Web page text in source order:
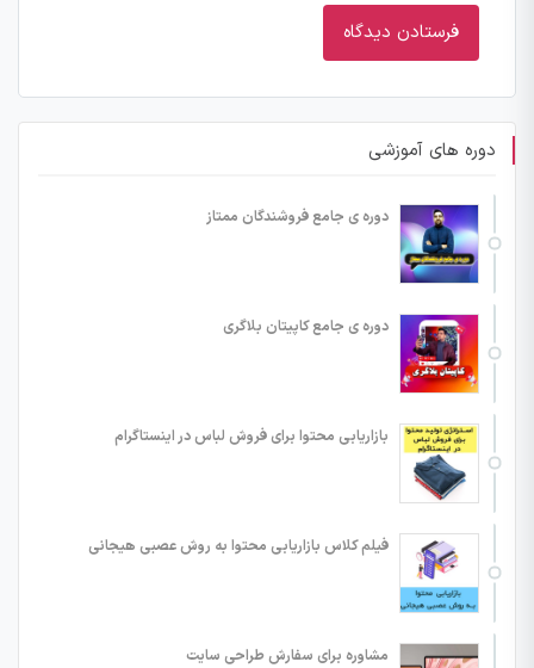
دوره های آموزشی
دوره ی جامع فروشندگان ممتاز
دوره ی جامع کاپیتان بلاگری
بازاریابی محتوا برای فروش لباس در اینستاگرام
فیلم کلاس بازاریابی محتوا به روش عصبی هیجانی
مشاوره برای سفارش طراحی سایت